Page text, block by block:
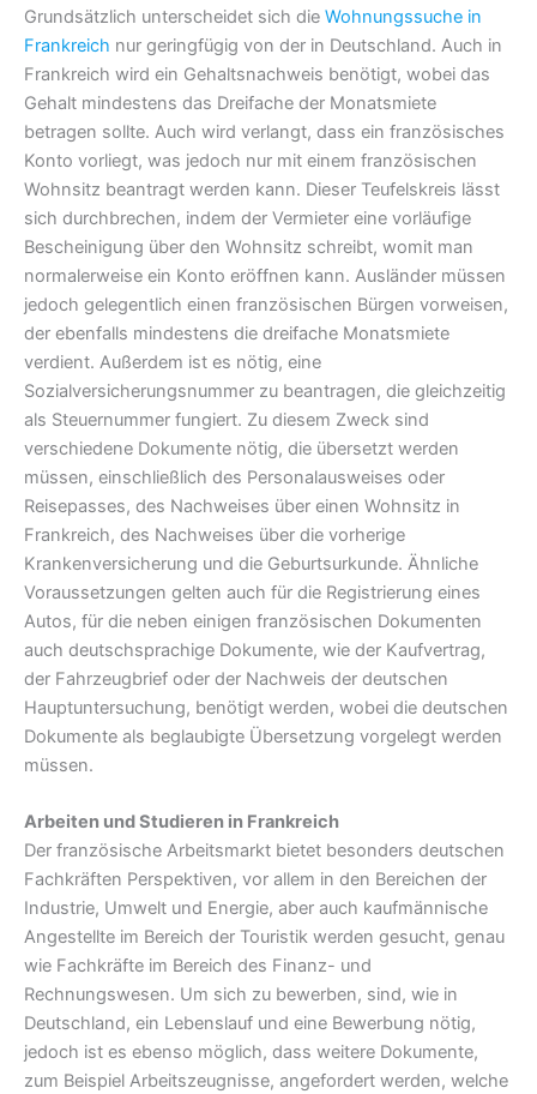
Grundsätzlich unterscheidet sich die Wohnungssuche in
Frankreich nur geringfügig von der in Deutschland. Auch in
Frankreich wird ein Gehaltsnachweis benötigt, wobei das
Gehalt mindestens das Dreifache der Monatsmiete
betragen sollte. Auch wird verlangt, dass ein französisches
Konto vorliegt, was jedoch nur mit einem französischen
Wohnsitz beantragt werden kann. Dieser Teufelskreis lässt
sich durchbrechen, indem der Vermieter eine vorläufige
Bescheinigung über den Wohnsitz schreibt, womit man
normalerweise ein Konto eröffnen kann. Ausländer müssen
jedoch gelegentlich einen französischen Bürgen vorweisen,
der ebenfalls mindestens die dreifache Monatsmiete
verdient. Außerdem ist es nötig, eine
Sozialversicherungsnummer zu beantragen, die gleichzeitig
als Steuernummer fungiert. Zu diesem Zweck sind
verschiedene Dokumente nötig, die übersetzt werden
müssen, einschließlich des Personalausweises oder
Reisepasses, des Nachweises über einen Wohnsitz in
Frankreich, des Nachweises über die vorherige
Krankenversicherung und die Geburtsurkunde. Ähnliche
Voraussetzungen gelten auch für die Registrierung eines
Autos, für die neben einigen französischen Dokumenten
auch deutschsprachige Dokumente, wie der Kaufvertrag,
der Fahrzeugbrief oder der Nachweis der deutschen
Hauptuntersuchung, benötigt werden, wobei die deutschen
Dokumente als beglaubigte Übersetzung vorgelegt werden
müssen.
Arbeiten und Studieren in Frankreich
Der französische Arbeitsmarkt bietet besonders deutschen
Fachkräften Perspektiven, vor allem in den Bereichen der
Industrie, Umwelt und Energie, aber auch kaufmännische
Angestellte im Bereich der Touristik werden gesucht, genau
wie Fachkräfte im Bereich des Finanz- und
Rechnungswesen. Um sich zu bewerben, sind, wie in
Deutschland, ein Lebenslauf und eine Bewerbung nötig,
jedoch ist es ebenso möglich, dass weitere Dokumente,
zum Beispiel Arbeitszeugnisse, angefordert werden, welche